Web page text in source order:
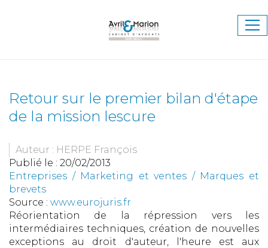
Retour sur le premier bilan d'étape
de la mission lescure
Auteur : HERPE François
Publié le : 20/02/2013
Entreprises / Marketing et ventes / Marques et
brevets
Source : www.eurojuris.fr
Réorientation de la répression vers les
intermédiaires techniques, création de nouvelles
exceptions au droit d'auteur, l'heure est aux